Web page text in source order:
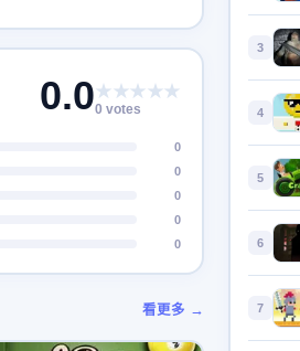
0.0★★★★★
0 votes
0
0
0
0
0
看更多 →
3
4
5
6
7